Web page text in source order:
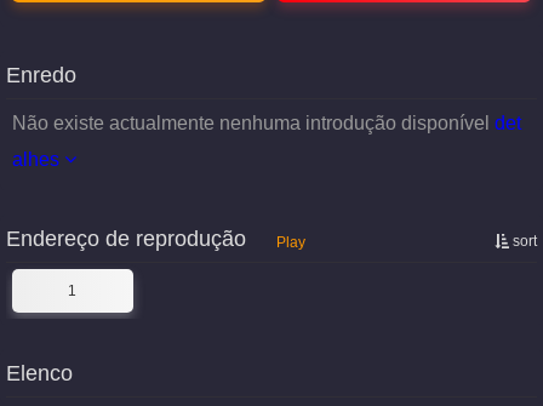
Enredo
Não existe actualmente nenhuma introdução disponível det
alhes
sort
Endereço de reprodução Play
1
Elenco